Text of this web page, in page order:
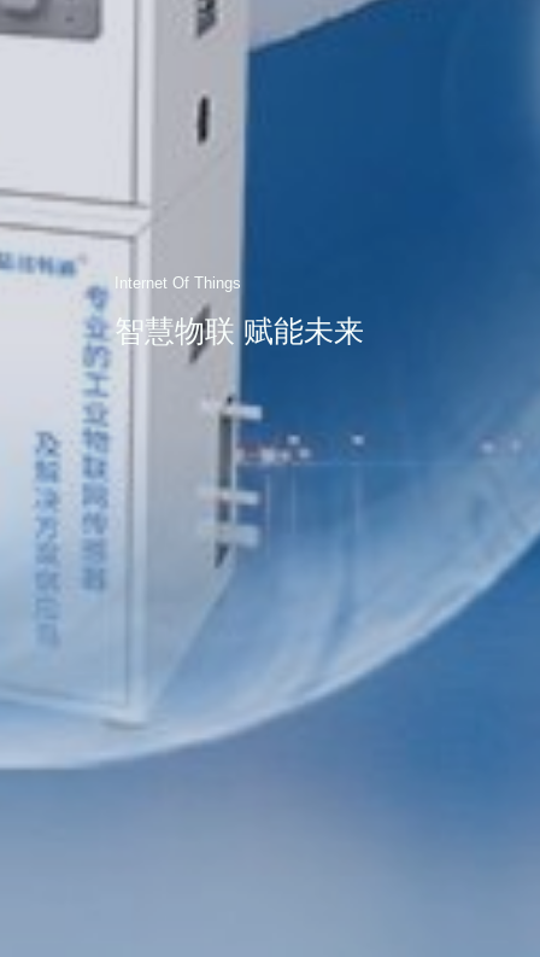
Internet Of Things
智慧物联 赋能未来